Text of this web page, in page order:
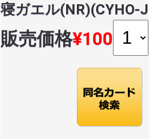
寝ガエル(NR)(CYHO-
販売価格¥100